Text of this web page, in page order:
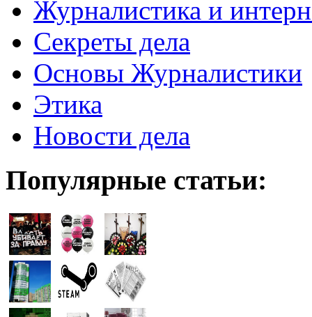
Журналистика и
Секреты дела
Основы Журналистики
Этика
Новости дела
Популярные статьи: